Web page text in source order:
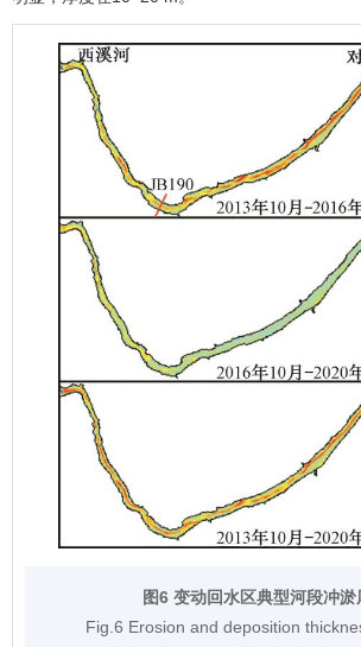
图6 变动回水区典型河段冲淤
Fig.6 Erosion and deposition